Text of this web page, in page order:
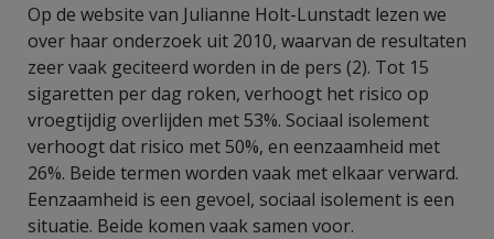
Op de website van Julianne Holt-Lunstadt lezen we
over haar onderzoek uit 2010, waarvan de resultaten
zeer vaak geciteerd worden in de pers (2). Tot 15
sigaretten per dag roken, verhoogt het risico op
vroegtijdig overlijden met 53%. Sociaal isolement
verhoogt dat risico met 50%, en eenzaamheid met
26%. Beide termen worden vaak met elkaar verward.
Eenzaamheid is een gevoel, sociaal isolement is een
situatie. Beide komen vaak samen voor.